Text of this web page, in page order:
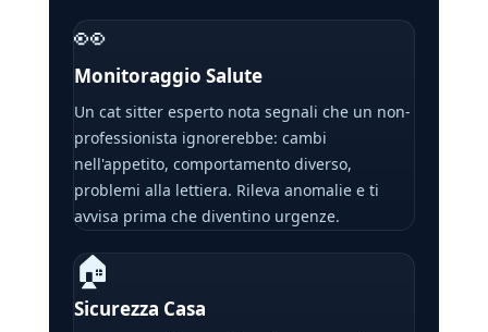
👀
Monitoraggio Salute
Un cat sitter esperto nota segnali che un non-
professionista ignorerebbe: cambi
nell'appetito, comportamento diverso,
problemi alla lettiera. Rileva anomalie e ti
avvisa prima che diventino urgenze.
🏠
Sicurezza Casa